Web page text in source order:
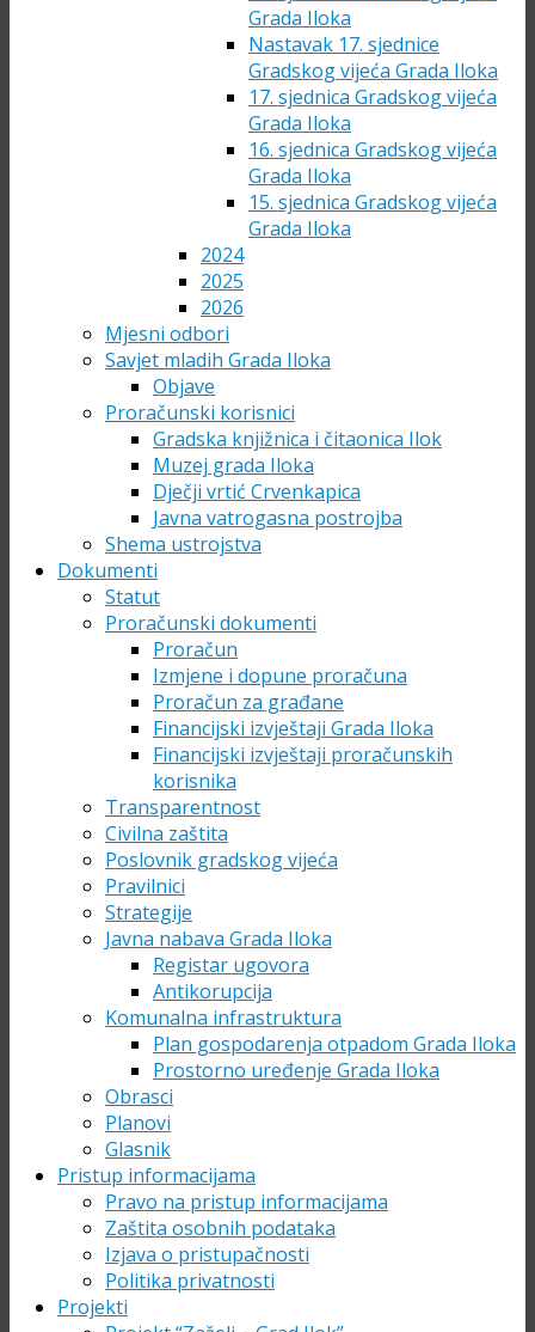
Grada Iloka
Nastavak 17. sjednice
Gradskog vijeća Grada Iloka
17. sjednica Gradskog vijeća
Grada Iloka
16. sjednica Gradskog vijeća
Grada Iloka
15. sjednica Gradskog vijeća
Grada Iloka
2024
2025
2026
Mjesni odbori
Savjet mladih Grada Iloka
Objave
Proračunski korisnici
Gradska knjižnica i čitaonica Ilok
Muzej grada Iloka
Dječji vrtić Crvenkapica
Javna vatrogasna postrojba
Shema ustrojstva
Dokumenti
Statut
Proračunski dokumenti
Proračun
Izmjene i dopune proračuna
Proračun za građane
Financijski izvještaji Grada Iloka
Financijski izvještaji proračunskih
korisnika
Transparentnost
Civilna zaštita
Poslovnik gradskog vijeća
Pravilnici
Strategije
Javna nabava Grada Iloka
Registar ugovora
Antikorupcija
Komunalna infrastruktura
Plan gospodarenja otpadom Grada Iloka
Prostorno uređenje Grada Iloka
Obrasci
Planovi
Glasnik
Pristup informacijama
Pravo na pristup informacijama
Zaštita osobnih podataka
Izjava o pristupačnosti
Politika privatnosti
Projekti